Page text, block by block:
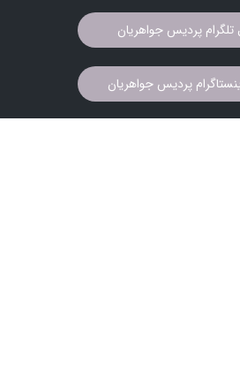
پردیس جواهریان
پردیس جواهریان